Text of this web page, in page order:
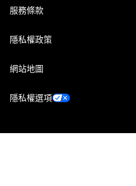
服務條款
隱私權政策
網站地圖
隱私權選項